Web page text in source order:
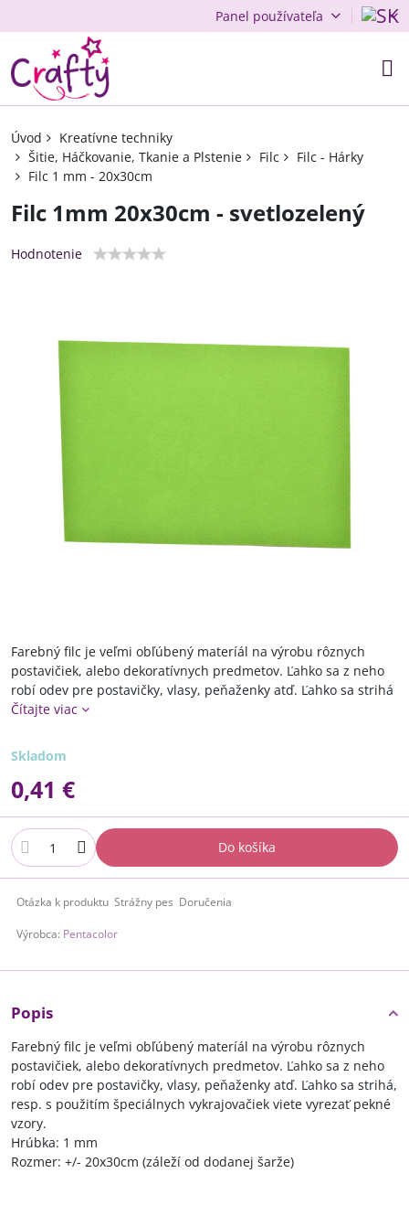
Panel používateľa
Úvod
Kreatívne techniky
Šitie, Háčkovanie, Tkanie a Plstenie
Filc
Filc - Hárky
Filc 1 mm - 20x30cm
Filc 1mm 20x30cm - svetlozelený
Hodnotenie
Farebný filc je veľmi obľúbený materíál na výrobu rôznych
postavičiek, alebo dekoratívnych predmetov. Ľahko sa z neho
robí odev pre postavičky, vlasy, peňaženky atď. Ľahko sa strihá
Čítajte viac
Skladom
0,41 €
Do košíka
Otázka k produktu Strážny pes Doručenia
Výrobca: Pentacolor
Popis
Farebný filc je veľmi obľúbený materíál na výrobu rôznych
postavičiek, alebo dekoratívnych predmetov. Ľahko sa z neho
robí odev pre postavičky, vlasy, peňaženky atď. Ľahko sa strihá,
resp. s použitím špeciálnych vykrajovačiek viete vyrezať pekné
vzory.
Hrúbka: 1 mm
Rozmer: +/- 20x30cm (záleží od dodanej šarže)